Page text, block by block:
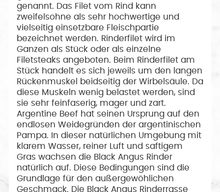
genannt. Das Filet vom Rind kann
zweifelsohne als sehr hochwertige und
vielseitig einsetzbare Fleischpartie
bezeichnet werden. Rinderfilet wird im
Ganzen als Stück oder als einzelne
Filetsteaks angeboten. Beim Rinderfilet am
Stück handelt es sich jeweils um den langen
Rückenmuskel beidseitig der Wirbelsäule. Da
diese Muskeln wenig belastet werden, sind
sie sehr feinfaserig, mager und zart.
Argentine Beef hat seinen Ursprung auf den
endlosen Weidegründen der argentinischen
Pampa. In dieser natürlichen Umgebung mit
klarem Wasser, reiner Luft und saftigem
Gras wachsen die Black Angus Rinder
natürlich auf. Diese Bedingungen sind die
Grundlage für den außergewöhlichen
Geschmack. Die Black Angus Rinderrasse